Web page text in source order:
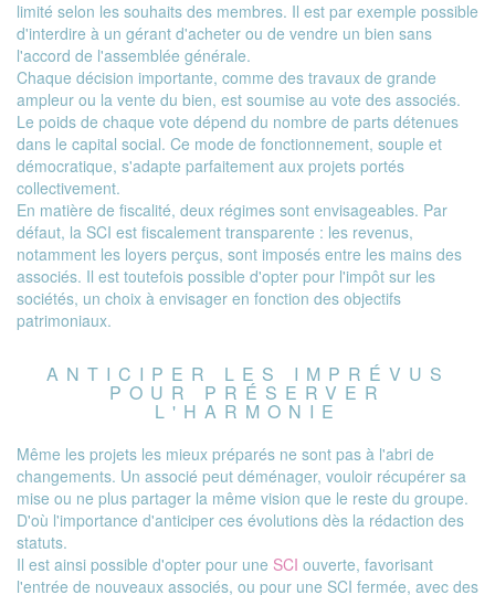
limité selon les souhaits des membres. Il est par exemple possible
d'interdire à un gérant d'acheter ou de vendre un bien sans
l'accord de l'assemblée générale.
Chaque décision importante, comme des travaux de grande
ampleur ou la vente du bien, est soumise au vote des associés.
Le poids de chaque vote dépend du nombre de parts détenues
dans le capital social. Ce mode de fonctionnement, souple et
démocratique, s'adapte parfaitement aux projets portés
collectivement.
En matière de fiscalité, deux régimes sont envisageables. Par
défaut, la SCI est fiscalement transparente : les revenus,
notamment les loyers perçus, sont imposés entre les mains des
associés. Il est toutefois possible d'opter pour l'impôt sur les
sociétés, un choix à envisager en fonction des objectifs
patrimoniaux.
ANTICIPER LES IMPRÉVUS
POUR PRÉSERVER
L'HARMONIE
Même les projets les mieux préparés ne sont pas à l'abri de
changements. Un associé peut déménager, vouloir récupérer sa
mise ou ne plus partager la même vision que le reste du groupe.
D'où l'importance d'anticiper ces évolutions dès la rédaction des
statuts.
Il est ainsi possible d'opter pour une SCI ouverte, favorisant
l'entrée de nouveaux associés, ou pour une SCI fermée, avec des